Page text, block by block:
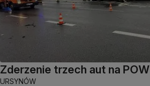
Zderzenie trzech aut na POW
URSYNÓW